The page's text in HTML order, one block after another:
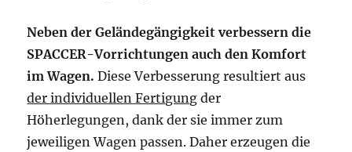
Neben der Geländegängigkeit verbessern die
SPACCER-Vorrichtungen auch den Komfort
im Wagen. Diese Verbesserung resultiert aus
der individuellen Fertigung der
Höherlegungen, dank der sie immer zum
jeweiligen Wagen passen. Daher erzeugen die